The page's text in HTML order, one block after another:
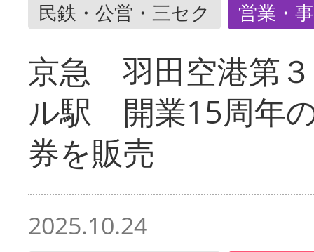
民鉄・公営・三セク 営業・
京急 羽田空港第
ル駅 開業15周年
券を販売
2025.10.24